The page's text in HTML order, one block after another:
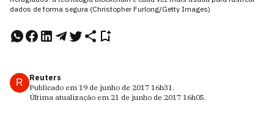
dados de forma segura (Christopher Furlong/Getty Images)
R
Reuters
Publicado em 19 de junho de 2017 16h31.
Última atualização em 21 de junho de 2017 16h05.